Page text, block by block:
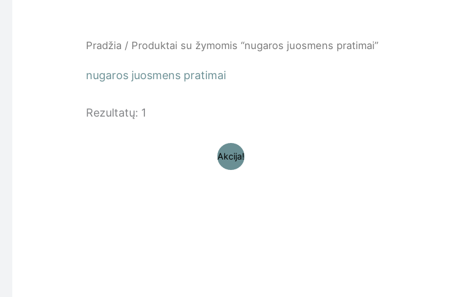
Pradžia / Produktai su žymomis “nugaros juosmens pratimai”
nugaros juosmens pratimai
Rezultatų: 1
Akcija!